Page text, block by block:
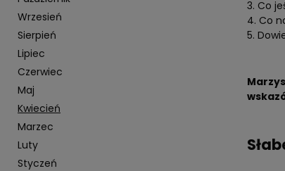
Wrzesień
Sierpień
Lipiec
Czerwiec
Maj
Kwiecień
Marzec
Luty
Styczeń
Co
Co